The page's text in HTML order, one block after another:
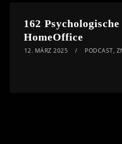
162
HomeOffice
12. MÄRZ 2025 PODCAST,